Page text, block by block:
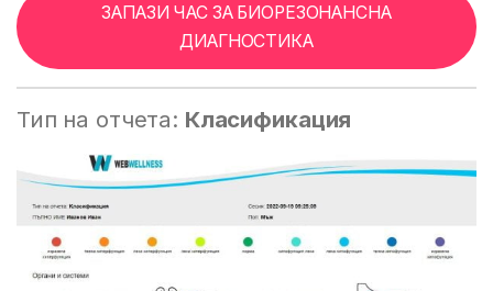
ЗАПАЗИ ЧАС ЗА БИОРЕЗОНАНСНА
ДИАГНОСТИКА
Тип на отчета: Класификация